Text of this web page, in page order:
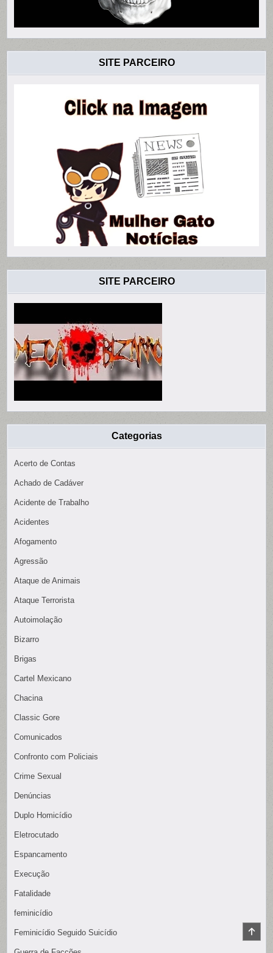
SITE PARCEIRO
SITE PARCEIRO
Categorias
Acerto de Contas
Achado de Cadáver
Acidente de Trabalho
Acidentes
Afogamento
Agressão
Ataque de Animais
Ataque Terrorista
Autoimolação
Bizarro
Brigas
Cartel Mexicano
Chacina
Classic Gore
Comunicados
Confronto com Policiais
Crime Sexual
Denúncias
Duplo Homicídio
Eletrocutado
Espancamento
Execução
Fatalidade
feminicídio
Feminicídio Seguido Suicídio
TO